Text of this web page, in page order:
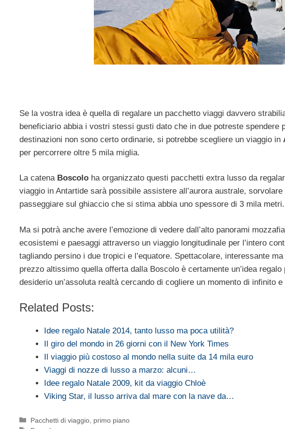
Se la vostra idea è quella di regalare un pacchetto viaggi davvero
beneficiario abbia i vostri stessi gusti dato che in due potreste spendere
destinazioni non sono certo ordinarie, si potrebbe scegliere un viaggio in
per percorrere oltre 5 mila miglia.
La catena Boscolo ha organizzato questi pacchetti extra lusso da
viaggio in Antartide sarà possibile assistere all’aurora australe,
passeggiare sul ghiaccio che si stima abbia uno spessore di 3 mila metri.
Ma si potrà anche avere l’emozione di vedere dall’alto panorami
ecosistemi e paesaggi attraverso un viaggio longitudinale per l’intero
tagliando persino i due tropici e l’equatore. Spettacolare, interessante
prezzo altissimo quella offerta dalla Boscolo è certamente un’idea
desiderio un’assoluta realtà cercando di cogliere un momento di infinito
Related Posts:
Idee regalo Natale 2014, tanto lusso ma poca utilità?
Il giro del mondo in 26 giorni con il New York Times
Il viaggio più costoso al mondo nella suite da 14 mila euro
Viaggi di nozze di lusso a marzo: alcuni…
Idee regalo Natale 2009, kit da viaggio Chloè
Viking Star, il lusso arriva dal mare con la nave da…
Categorie
Pacchetti di viaggio primo piano